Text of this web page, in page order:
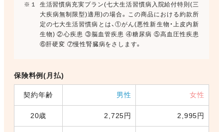
※１
生活習慣病充実プラン(七大生活習慣病入院給付特則(三
大疾病無制限型)適用)の場合。この商品における約款所
定の七大生活習慣病とは、①がん(悪性新生物・上皮内新
生物) ②心疾患 ③脳血管疾患 ④糖尿病 ⑤高血圧性疾患
⑥肝硬変 ⑦慢性腎臓病をさします。
保険料例(月払)
契約年齢 男性 女性
20歳 2,725円 2,995円